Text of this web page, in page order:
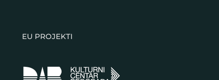
EU PROJEKTI